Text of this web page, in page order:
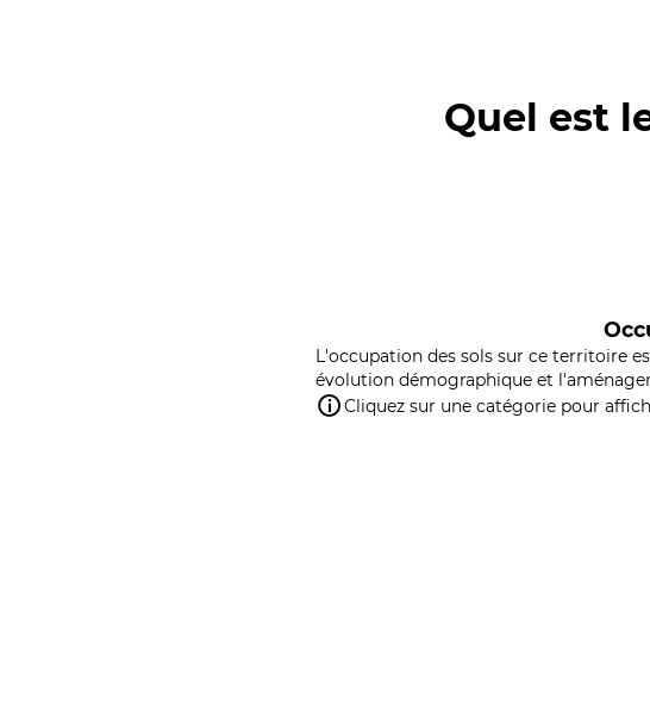
Quel est
L'occupation des sols sur ce territoire
évolution démographique et
Cliquez sur une catégorie pour